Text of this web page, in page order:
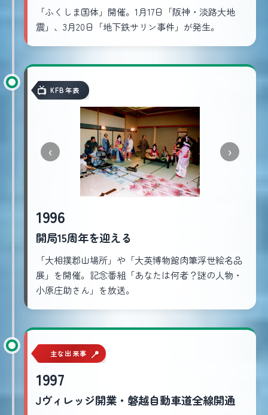
「ふくしま国体」開催。1月17日「阪神・淡路大地
震」、3月20日「地下鉄サリン事件」が発生。
KFB年表
‹ ›
1996
開局15周年を迎える
「大相撲郡山場所」や「大英博物館肉筆浮世絵名品
展」を開催。記念番組「あなたは何者？謎の人物・
小原庄助さん」を放送。
主な出来事
1997
Jヴィレッジ開業・磐越自動車道全線開通